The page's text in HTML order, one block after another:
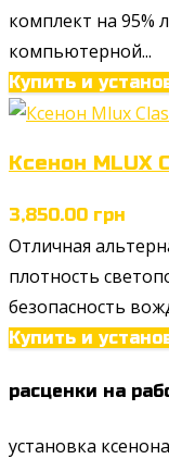
комплект на 95%
компьютерной...
Купить и
Ксенон MLUX
3,850.00 грн
Отличная
плотность
безопасность
Купить и
расценки на
установка